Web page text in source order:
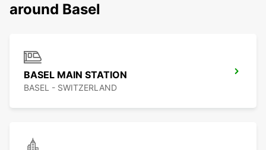
around Basel
BASEL MAIN STATION
BASEL - SWITZERLAND